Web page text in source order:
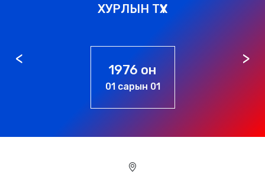
ХУРЛЫН ТҮҮХ
1989 он
07 сарын 05